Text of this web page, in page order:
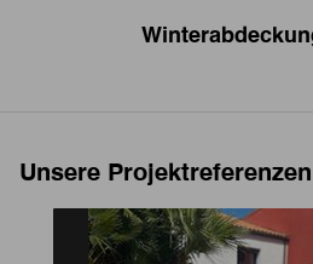
Unsere Projektreferenzen